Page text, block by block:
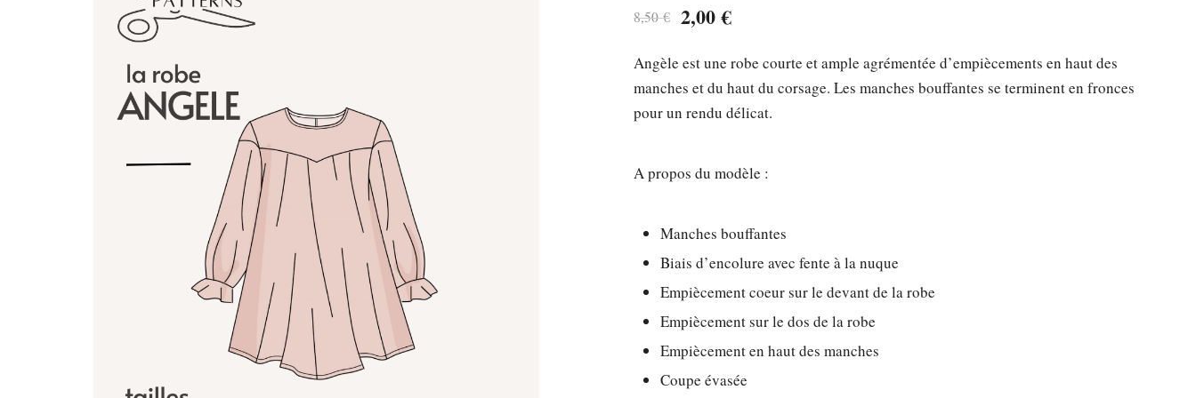
8,50€ Le
initial
était :
2,00€Le
actuel
est :
Angèle est une robe courte et ample agrémentée d’empiècements en haut des
manches et du haut du corsage. Les manches bouffantes se terminent en fronces
pour un rendu délicat.
A propos du modèle :
Manches bouffantes
Biais d’encolure avec fente à la nuque
Empiècement coeur sur le devant de la robe
Empiècement sur le dos de la robe
Empiècement en haut des manches
Coupe évasée